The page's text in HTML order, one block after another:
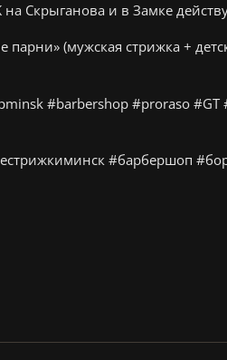
Скрыганова и в Замке
(мужская стрижка +
#barbershop #proraso
#барбершоп